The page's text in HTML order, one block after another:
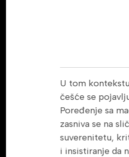
U tom
češće se
Poređenje sa
zasniva se na
suverenitetu,
i insistiranje da